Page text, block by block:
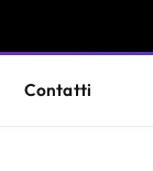
Contatti